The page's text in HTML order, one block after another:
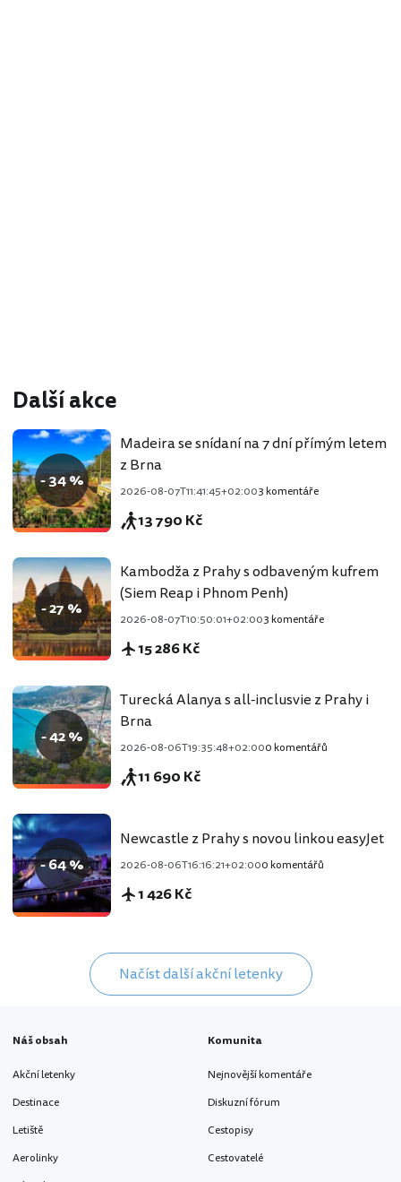
Další akce
- 34 %
Madeira se snídaní na 7 dní přímým letem
z Brna
2026-08-07T11:41:45+02:003 komentáře
13 790 Kč
- 27 %
Kambodža z Prahy s odbaveným kufrem
(Siem Reap i Phnom Penh)
2026-08-07T10:50:01+02:003 komentáře
15 286 Kč
- 42 %
Turecká Alanya s all-inclusvie z Prahy i
Brna
2026-08-06T19:35:48+02:000 komentářů
11 690 Kč
- 64 %
Newcastle z Prahy s novou linkou easyJet
2026-08-06T16:16:21+02:000 komentářů
1 426 Kč
Načíst další akční letenky
Náš obsah
Akční letenky
Destinace
Letiště
Aerolinky
Komunita
Nejnovější komentáře
Diskuzní fórum
Cestopisy
Cestovatelé